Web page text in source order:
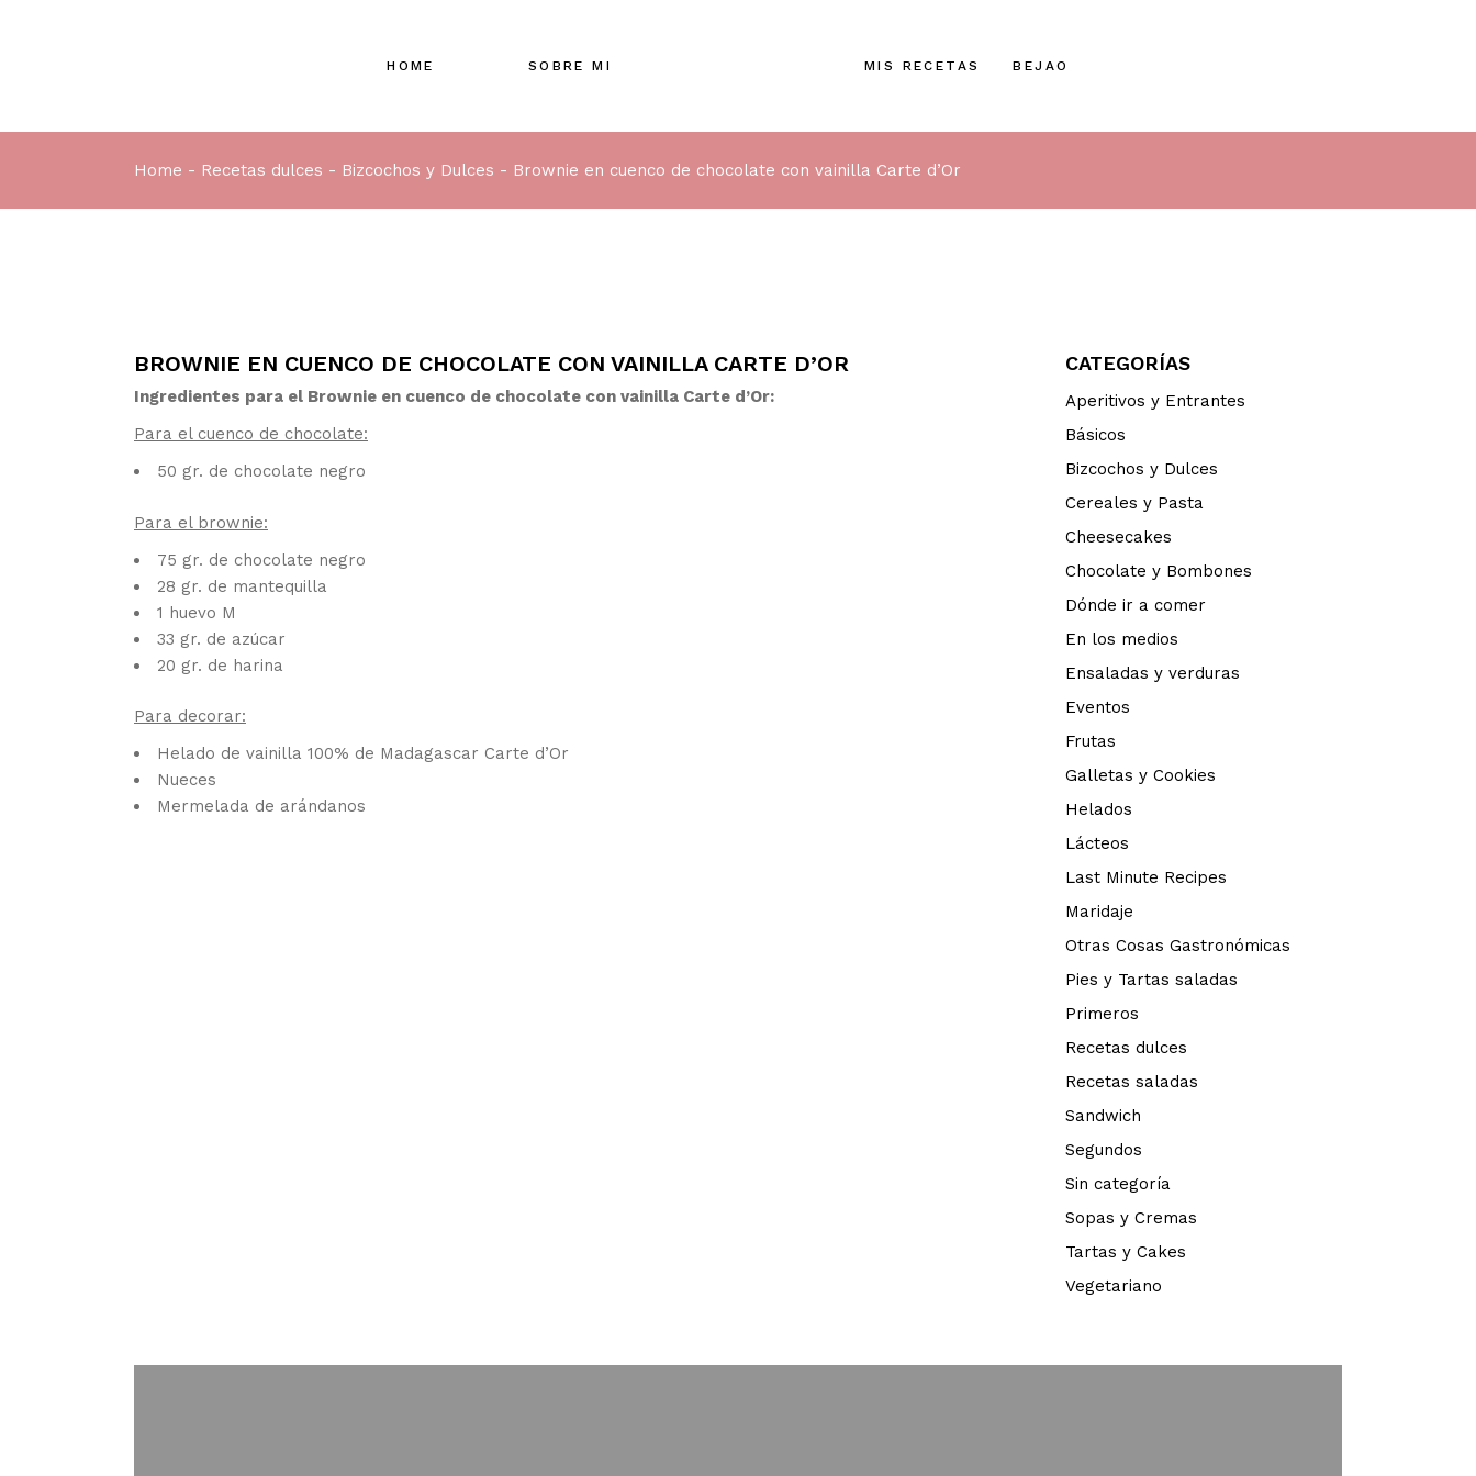
HOME SOBRE MI MIS RECETAS BEJAO
Home Recetas dulces Bizcochos y Dulces Brownie en cuenco de chocolate con vainilla Carte d’Or
BROWNIE EN CUENCO DE CHOCOLATE CON VAINILLA CARTE D’OR
Ingredientes para el Brownie en cuenco de chocolate con vainilla Carte d’Or:
Para el cuenco de chocolate:
50 gr. de chocolate negro
Para el brownie:
75 gr. de chocolate negro
28 gr. de mantequilla
1 huevo M
33 gr. de azúcar
20 gr. de harina
Para decorar:
Helado de vainilla 100% de Madagascar Carte d’Or
Nueces
Mermelada de arándanos
CATEGORÍAS
Aperitivos y Entrantes
Básicos
Bizcochos y Dulces
Cereales y Pasta
Cheesecakes
Chocolate y Bombones
Dónde ir a comer
En los medios
Ensaladas y verduras
Eventos
Frutas
Galletas y Cookies
Helados
Lácteos
Last Minute Recipes
Maridaje
Otras Cosas Gastronómicas
Pies y Tartas saladas
Primeros
Recetas dulces
Recetas saladas
Sandwich
Segundos
Sin categoría
Sopas y Cremas
Tartas y Cakes
Vegetariano